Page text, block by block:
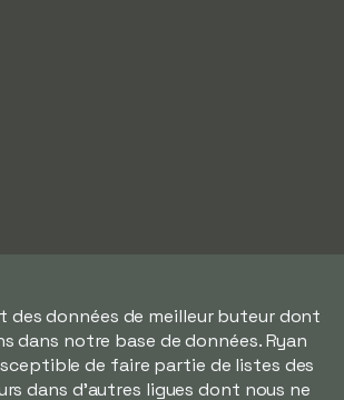
des données de meilleur buteur dont
dans notre base de données. Ryan
de faire partie de listes des
dans d'autres ligues dont nous ne